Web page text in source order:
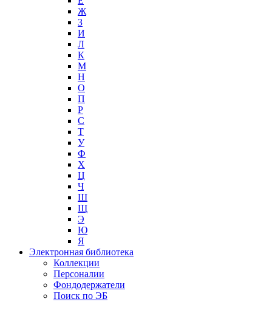
Ж
З
И
Л
К
М
Н
О
П
Р
С
Т
У
Ф
Х
Ц
Ч
Ш
Щ
Э
Ю
Я
Электронная библиотека
Коллекции
Персоналии
Фондодержатели
Поиск по ЭБ